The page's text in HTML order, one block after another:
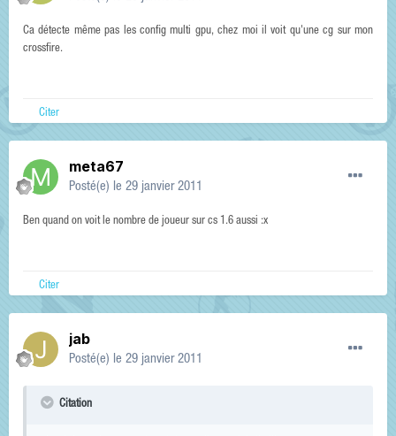
Ca détecte même pas les config multi gpu, chez moi il voit qu'une cg sur mon
crossfire.
Citer
meta67
Posté(e) le 29 janvier 2011
Ben quand on voit le nombre de joueur sur cs 1.6 aussi :x
Citer
jab
Posté(e) le 29 janvier 2011
Citation